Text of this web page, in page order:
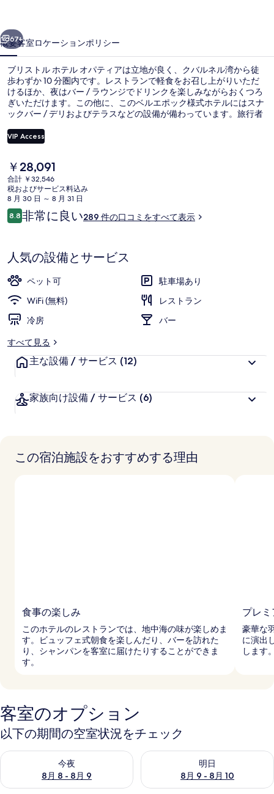
ル
オ
パ
テ
ィ
ア
写
真
ギ
ラ
リ
ー
67+
概要客室ロケーションポリシー
ブリストル ホテル オパティアは立地が良く、クバルネル湾から徒
歩わずか 10 分圏内です。レストランで軽食をお召し上がりいただ
けるほか、夜はバー / ラウンジでドリンクを楽しみながらおくつろ
ぎいただけます。この他に、このベルエポック様式ホテルにはスナ
ックバー / デリおよびテラスなどの設備が備わっています。旅行者
VIP Access
現
在
の
料
金
は
す
￥28,091
合計 ￥32,546
税およびサービス料込み
8 月 30 日 ～ 8 月 31 日
口
コ
8.810段階中8.8
非常に良い289 件の口コミをすべて表示
人気の設備とサービス
ペット可
駐車場あり
WiFi (無料)
レストラン
冷房
バー
すべて見る
主な設備 / サービス (12)
家族向け設備 / サービス (6)
この宿泊施設をおすすめする理由
食事の楽しみ
このホテルのレストランでは、地中海の味が楽しめま
す。ビュッフェ式朝食を楽しんだり、バーを訪れた
り、シャンパンを客室に届けたりすることができま
す。
プレ
豪華な
に演出
します
客室のオプション
以下の期間の空室状況をチェック
今夜
8月 8 - 8月 9
今夜 8月 8 - 8月 9 の空室状況をチェック
明日
8月 9 - 8月 10
明日 8月 9 - 8月 10 の空室状